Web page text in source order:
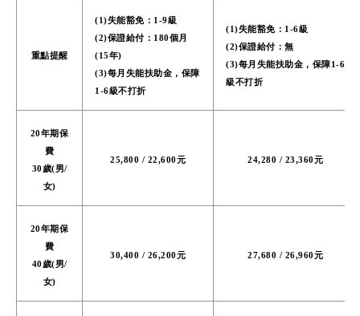
重點提醒
(1)失能豁免：1-9級
(2)保證給付：180個月
(15年)
(3)每月失能扶助金，保障
1-6級不打折
(1)失能豁免：1-6級
(2)保證給付：無
(3)每月失能扶助金，保障1-6
級不打折
20年期保
費
30歲(男/
女)
25,800 / 22,600元 24,280 / 23,360元
20年期保
費
40歲(男/
女)
30,400 / 26,200元 27,680 / 26,960元